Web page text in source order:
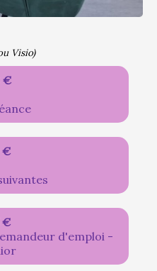
Visio)
€
€
€
d'emploi -